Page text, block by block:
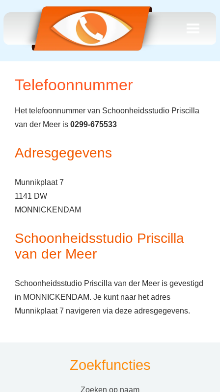
Telefoonnummer
Het telefoonnummer van Schoonheidsstudio Priscilla
van der Meer is 0299-675533
Adresgegevens
Munnikplaat 7
1141 DW
MONNICKENDAM
Schoonheidsstudio Priscilla
van der Meer
Schoonheidsstudio Priscilla van der Meer is gevestigd
in MONNICKENDAM. Je kunt naar het adres
Munnikplaat 7 navigeren via deze adresgegevens.
Zoekfuncties
zoeken op naam